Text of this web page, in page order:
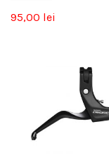
95,00 lei